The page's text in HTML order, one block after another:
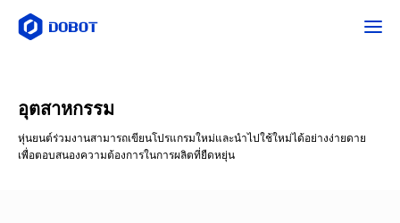
อุตสาหกรรม
หุ่นยนต์ร่วมงานสามารถเขียนโปรแกรมใหม่และนำไปใช้ใหม่ได้อย่างง่ายดาย
เพื่อตอบสนองความต้องการในการผลิตที่ยืดหยุ่น